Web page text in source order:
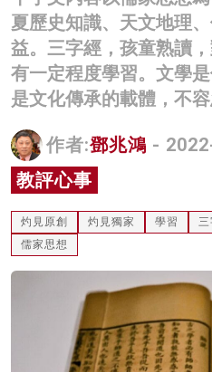
科技
影片
名家榜
灼見活動
關於我們
夏歷史知識、天文地理
益。三字經，孩童熟讀
有一定程度學習。文學
是文化傳承的載體，不容
作者:鄧兆鴻 -
教評心事
灼見原創 灼見獨家 學習 三
儒家思想